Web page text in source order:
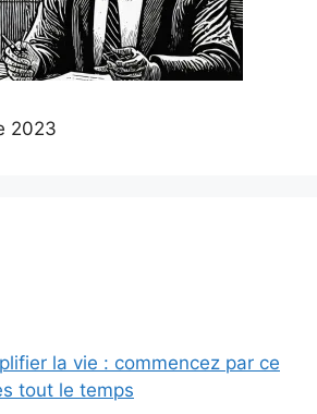
2023
la vie : commencez par ce
tout le temps